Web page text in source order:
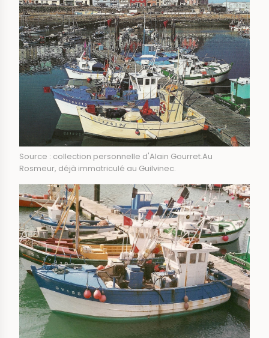
Source : collection personnelle d'Alain Gourret.Au
Rosmeur, déjà immatriculé au Guilvinec.